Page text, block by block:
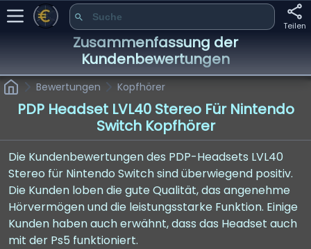
Teilen
Zusammenfassung der
Kundenbewertungen
Bewertungen Kopfhörer
PDP Headset LVL40 Stereo Für Nintendo
Switch Kopfhörer
Die Kundenbewertungen des PDP-Headsets LVL40
Stereo für Nintendo Switch sind überwiegend positiv.
Die Kunden loben die gute Qualität, das angenehme
Hörvermögen und die leistungsstarke Funktion. Einige
Kunden haben auch erwähnt, dass das Headset auch
mit der Ps5 funktioniert.